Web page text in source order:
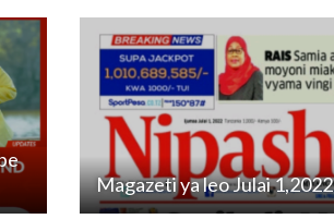
Magazeti ya leo Julai 1,2022